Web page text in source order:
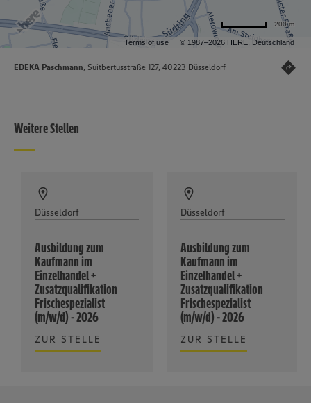
Terms of use © 1987–2026 HERE, Deutschland
200 m
EDEKA Paschmann, Suitbertusstraße 127, 40223 Düsseldorf
Weitere Stellen
Düsseldorf
Ausbildung zum
Kaufmann im
Einzelhandel +
Zusatzqualifikation
Frischespezialist
(m/w/d) - 2026
ZUR STELLE
Düsseldorf
Ausbildung zum
Kaufmann im
Einzelhandel +
Zusatzqualifikation
Frischespezialist
(m/w/d) - 2026
ZUR STELLE